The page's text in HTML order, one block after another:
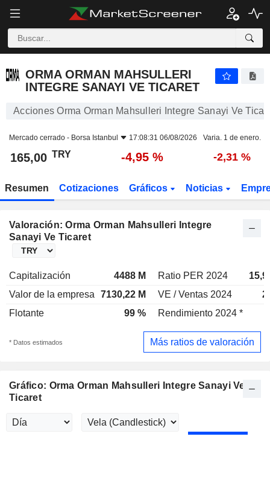
ORMA ORMAN MAHSULLERI
INTEGRE SANAYI VE TICARET
Acciones Orma Orman Mahsulleri Integre Sanayi Ve
Mercado cerrado - Borsa Istanbul 17:08:31 06/08/2026 Varia. 1 de enero.
165,00 TRY -4,95 % -2,31 %
Resumen Cotizaciones Gráficos Noticias
Valoración: Orma Orman Mahsulleri Integre
Sanayi Ve Ticaret
Capitalización 4488 M Ratio PER 2024
Valor de la empresa
7130,22 M VE / Ventas 2024
Flotante
99 % Rendimiento 2024 *
* Datos estimados Más ratios de valoración
Gráfico: Orma Orman Mahsulleri Integre Sanayi Ve
Ticaret